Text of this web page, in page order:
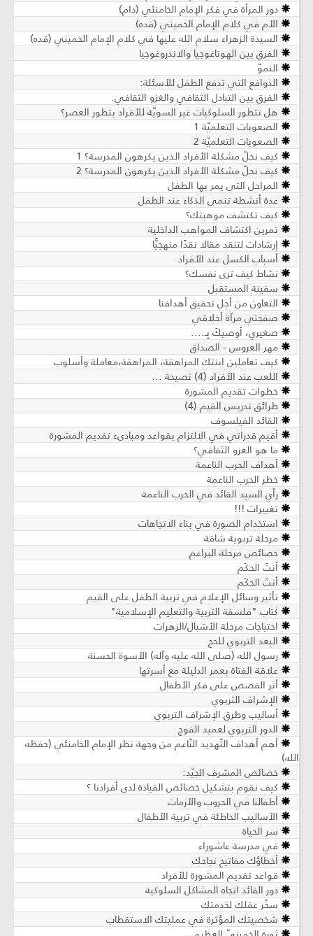
دور المرأة في فكر الإمام الخامنئي (دام)
الأم في كلام الإمام الخميني (قده)
السيدة الزهراء سلام الله عليها في كلام الإمام الخميني (قده)
الفرق بين الهوتاغوجيا والاندروغوجيا
النموّ
الدوافع التي تدفع الطفل للأسئلة:
الفرق بين التبادل الثقافي والغزو الثقافي.
هل تتطور السلوكيات غير السويّة للأفراد بتطور العصر؟
الصعوبات التعلميّة 1
الصعوبات التعلميّة 2
كيف نحلّ مشكلة الأفراد الذين يكرهون المدرسة؟ 1
كيف نحلّ مشكلة الأفراد الذين يكرهون المدرسة؟ 2
المراحل التى يمر بها الطفل
عدة أنشطة تنمى الذكاء عند الطفل
كيف تكتشف موهبتك؟
تمرين اكتشاف المواهب الداخلية
إرشادات لتنقد مقالا نقدًا منهجيًّا
أسباب الكسل عند الأفراد
نشاط كيف ترى نفسك؟
سفينة المستقبل
التعاون من أجل تحقيق أهدافنا
صفحتي مرآة أخلاقي
صغيري، أوصيكَ بِـ....
مهر العروس - الصداق
كيف تعاملين ابنتك المراهقة، المراهقة،معاملة وأسلوب
اللعب عند الأفراد (4) نصيحة ...
خطوات تقديم المشورة
طرائق تدريس القيم (4)
القائد الفيلسوف
أقيم قدراتي في الالتزام بقواعد ومبادىء تقديم المشورة
ما هو الغزو الثقافي؟
أهداف الحرب الناعمة
خطر الحرب الناعمة
رأي السيد القائد في الحرب الناعمة
تغييرات !!!
استخدام الصورة في بناء الاتجاهات
مرحلة تربوية شاقة
خصائص مرحلة البراعم
أنتَ الحكَم
أنتَ الحكَم
تأثير وسائل الإعلام في تربية الطفل على القيم
كتاب "فلسفة التربية والتعليم الإسلامية"
احتياجات مرحلة الأشبال/الزهرات
البعد التربوي للحج
رسول الله (صلى الله عليه وآله) الأسوة الحسنة
علاقة الفتاة بعمر الدليلة مع أسرتها
أثر القصص على فكر الأطفال
الإشراف التربوي
أساليب وطرق الإشراف التربوي
الدور التربوي لعميد الفوج
أهم أهداف التّهديد النّاعم من وجهة نظر الإمام الخامنئي (حفظه
الله)
خصائص المشرف الجيّد:
كيف نقوم بتشكيل خصائص القيادة لدى أفرادنا ؟
أطفالنا في الحروب والأزمات
الأساليب الخاطئة في تربية الأطفال
سر الحياة
في مدرسة عاشوراء
أخطاؤك مفاتيح نجاحك
قواعد تقديم المشورة للأفراد
دور القائد اتجاه المشاكل السلوكية
سخّر عقلك لخدمتك
شخصيتك المؤثرة في عمليتك الاستقطاب